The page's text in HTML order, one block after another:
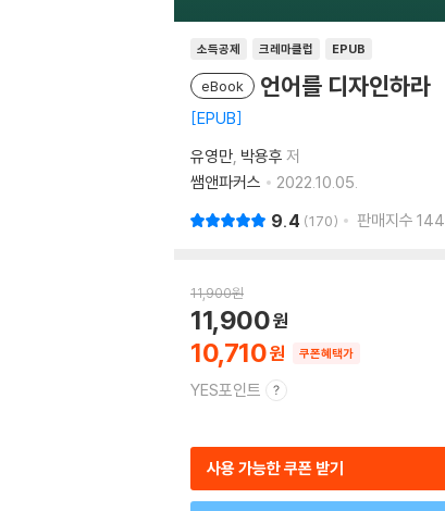
소득공제 크레마클럽 EPUB
eBook 언어를 디자인하라
EPUB
유영만 박용후 저
쌤앤파커스
2022.10.05.
9.4 170 판매지수 144
11,900원
10,710
11,900
쿠폰혜택가
YES포인트
사용 가능한 쿠폰 받기